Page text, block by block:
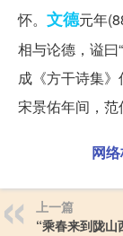
怀。 文德元年
相与论德，谥曰
成《方干诗集》
宋景佑年间，范
网络
上一篇
“乘春来到陇山